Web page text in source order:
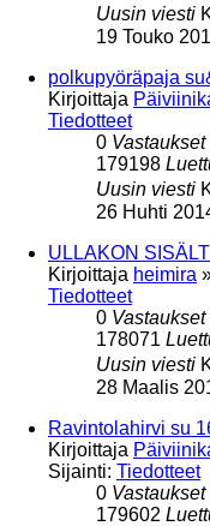
Uusin viesti
19 Touko
polkupyöräpaja
Kirjoittaja
Tiedotteet
0 Vastaukset
179198
Uusin viesti
26 Huhti
ULLAKON
Kirjoittaja heimira
Tiedotteet
0 Vastaukset
178071
Uusin viesti
28 Maalis
Ravintolahirvi su
Kirjoittaja
Sijainti: Tiedotteet
0 Vastaukset
179602